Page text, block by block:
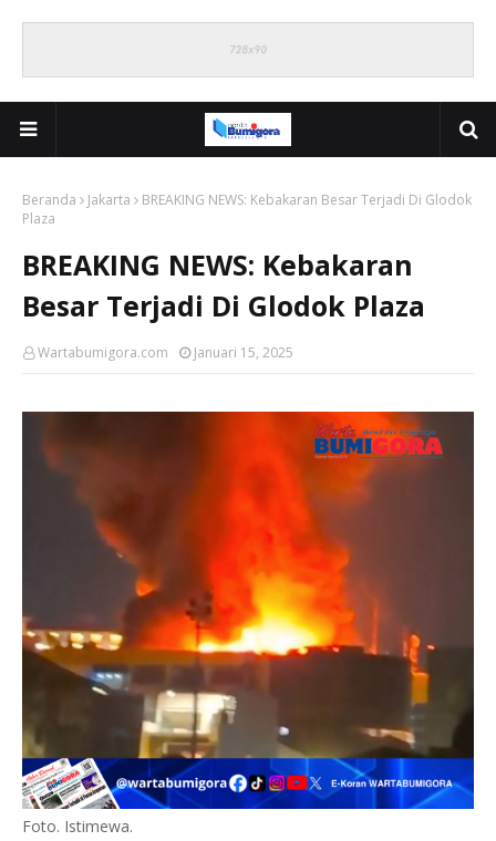
Beranda Jakarta
BREAKING NEWS: Kebakaran Besar Terjadi Di Glodok
Plaza
BREAKING NEWS: Kebakaran
Besar Terjadi Di Glodok Plaza
Wartabumigora.com Januari 15, 2025
Foto. Istimewa.